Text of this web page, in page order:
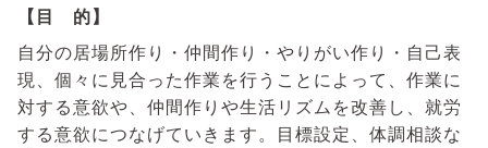
【目 的】
自分の居場所作り・仲間作り・やりがい作り・自己表
現、個々に見合った作業を行うことによって、作業に
対する意欲や、仲間作りや生活リズムを改善し、就労
する意欲につなげていきます。目標設定、体調相談な